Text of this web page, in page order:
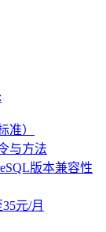
准）
与方法
版本兼容性
元/月